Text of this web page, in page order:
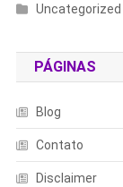
Uncategorized
PÁGINAS
Blog
Contato
Disclaimer